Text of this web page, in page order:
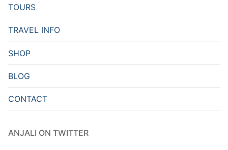
TOURS
TRAVEL INFO
SHOP
BLOG
CONTACT
ANJALI ON TWITTER